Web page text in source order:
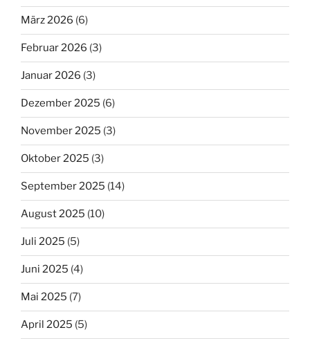
März 2026 (6)
Februar 2026 (3)
Januar 2026 (3)
Dezember 2025 (6)
November 2025 (3)
Oktober 2025 (3)
September 2025 (14)
August 2025 (10)
Juli 2025 (5)
Juni 2025 (4)
Mai 2025 (7)
April 2025 (5)